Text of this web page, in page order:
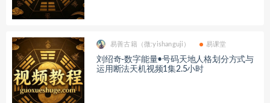
易善古籍（微:yishanguji） 易课堂
刘绍奇-数字能量•号码天地人格划分方式与
运用断法天机视频1集2.5小时